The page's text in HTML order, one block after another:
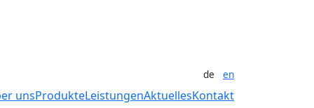
de en
unsProdukteLeistungenAktuellesKontakt